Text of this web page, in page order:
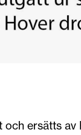
och ersätts